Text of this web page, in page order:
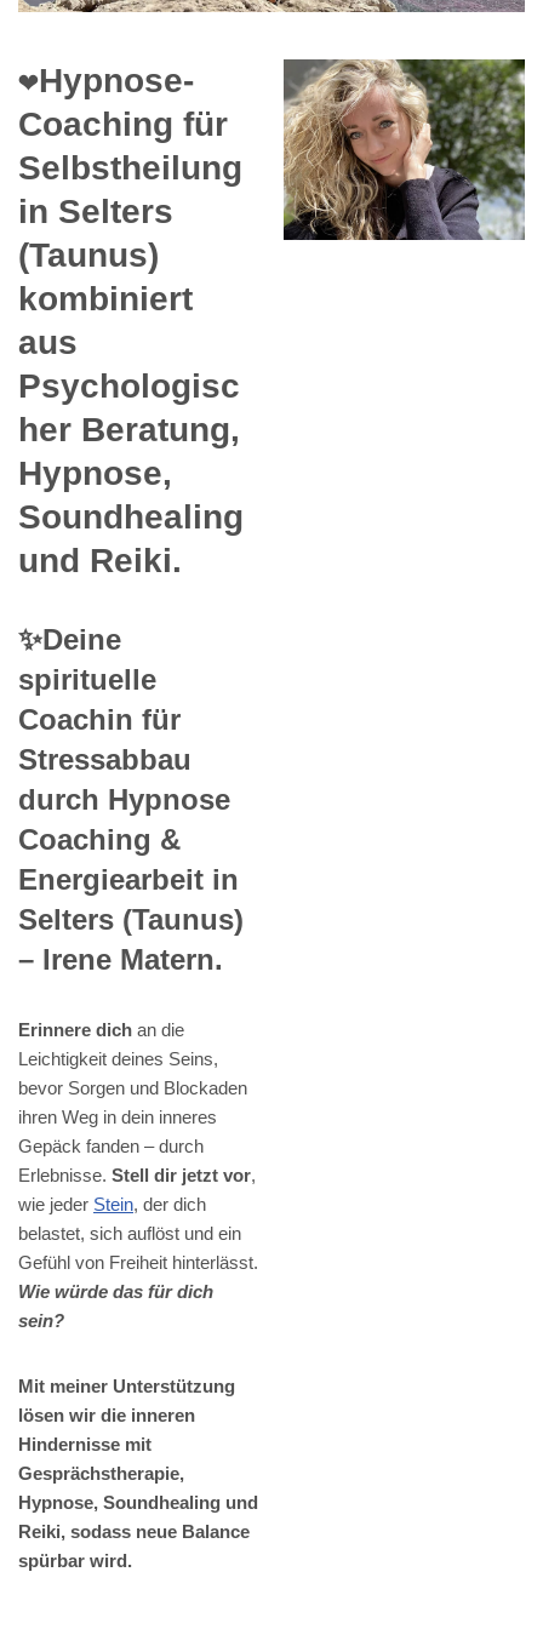
❤️Hypnose-
Coaching für
Selbstheilung
in Selters
(Taunus)
kombiniert
aus
Psychologisc
her Beratung,
Hypnose,
Soundhealing
und Reiki.
✨Deine
spirituelle
Coachin für
Stressabbau
durch Hypnose
Coaching &
Energiearbeit in
Selters (Taunus)
– Irene Matern.
Erinnere dich an die
Leichtigkeit deines Seins,
bevor Sorgen und Blockaden
ihren Weg in dein inneres
Gepäck fanden – durch
Erlebnisse. Stell dir jetzt vor,
wie jeder Stein, der dich
belastet, sich auflöst und ein
Gefühl von Freiheit hinterlässt.
Wie würde das für dich
sein?
Mit meiner Unterstützung
lösen wir die inneren
Hindernisse mit
Gesprächstherapie,
Hypnose, Soundhealing und
Reiki, sodass neue Balance
spürbar wird.